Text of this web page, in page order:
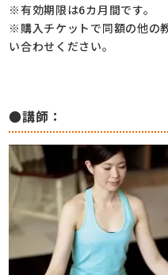
※有効期限は6カ月間です。
※購入チケットで同額の他の
い合わせください。
●講師：